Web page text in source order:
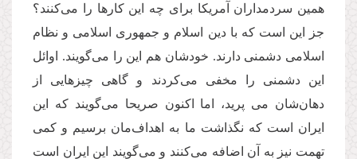
همین سردمداران آمریکا برای چه این کارها را می‌کنند؟
جز این‌ است که با دین اسلام و جمهوری اسلامی و نظام
اسلامی دشمنی دارند. خودشان هم این را می‌گویند. اوائل
این دشمنی را مخفی می‌کردند و گاهی چیزهایی از
دهان‌شان می پرید، اما اکنون صریحا می‌گویند که این
ایران است که نگذاشت ما به اهداف‌مان برسیم و کمی
تهمت نیز به آن اضافه می‌کنند و می‌گویند این ایران است